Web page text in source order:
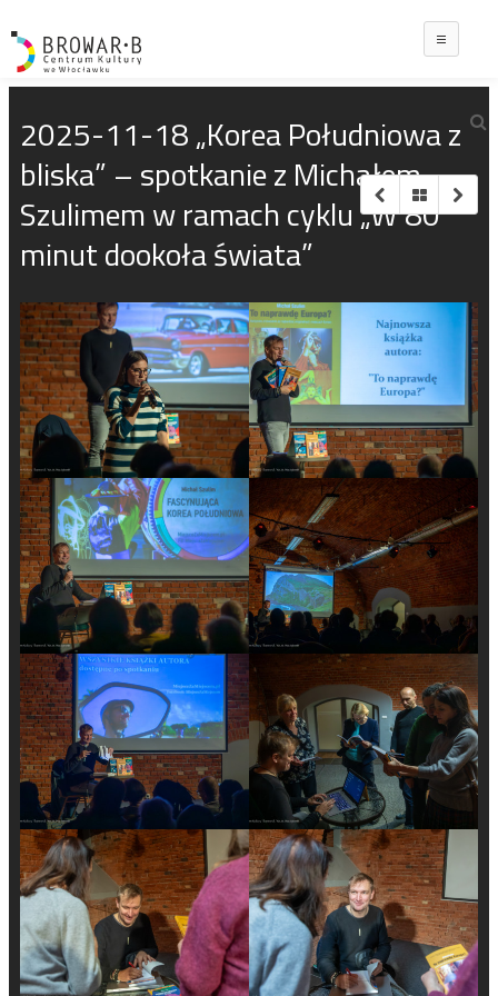
2025-11-18 „Korea Południowa z
bliska” – spotkanie z Michałem
Szulimem w ramach cyklu „W 80
minut dookoła świata”